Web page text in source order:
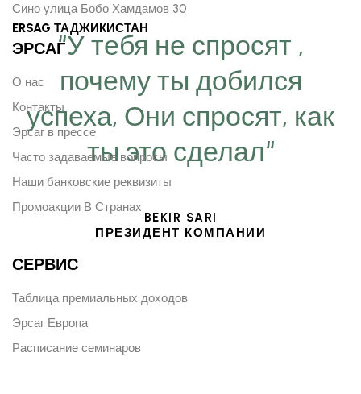
“У тебя не спросят ,
почему ты добился
успеха, Они спросят, как
ты это сделал“
BEKIR SARI
ПРЕЗИДЕНТ КОМПАНИИ
Сино улица Бобо Хамдамов 30
ERSAG ТАДЖИКИСТАН
ЭРСАГ
О нас
Контакты
Эрсаг в прессе
Часто задаваемые вопросы
Наши банковские реквизиты
Промоакции В Странах
СЕРВИС
Таблица премиальных доходов
Эрсаг Европа
Расписание семинаров